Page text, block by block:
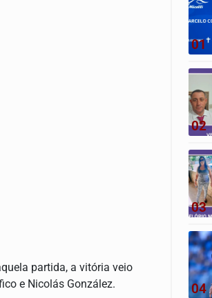
partida, a vitória veio
e Nicolás González.
01
02
03
04